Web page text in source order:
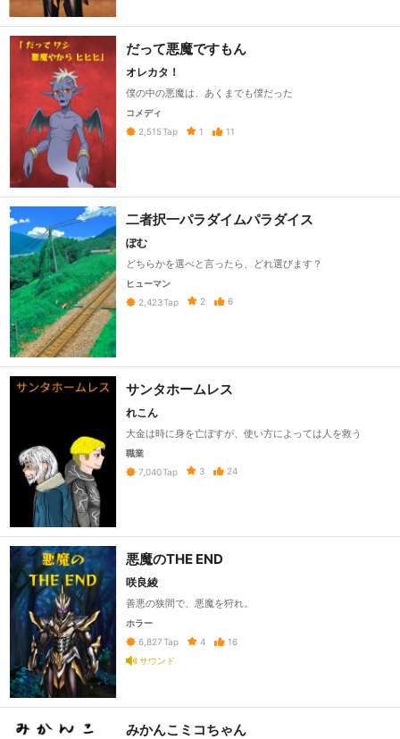
だって悪魔ですもん
オレカタ！
僕の中の悪魔は、あくまでも僕だった
コメディ
2,515Tap 1 11
二者択一パラダイムパラダイス
ぽむ
どちらかを選べと言ったら、どれ選びます？
ヒューマン
2,423Tap 2 6
サンタホームレス
れこん
大金は時に身を亡ぼすが、使い方によっては人を救う
職業
7,040Tap 3 24
悪魔のTHE END
咲良綾
善悪の狭間で、悪魔を狩れ。
ホラー
6,827 Tap 4
16
サウンド
みかんこミコちゃん